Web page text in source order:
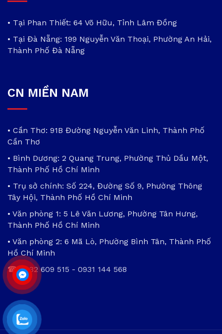
• Tại Phan Thiết: 64 Võ Hữu, Tỉnh Lâm Đồng
• Tại Đà Nẵng: 199 Nguyễn Văn Thoại, Phường An Hải,
Thành Phố Đà Nẵng
CN MIỀN NAM
• Cần Thơ: 91B Đường Nguyễn Văn Linh, Thành Phố
Cần Thơ
• Bình Dương: 2 Quang Trung, Phường Thủ Dầu Một,
Thành Phố Hồ Chí Minh
• Trụ sở chính: Số 224, Đường Số 9, Phường Thông
Tây Hội, Thành Phố Hồ Chí Minh
• Văn phòng 1: 5 Lê Văn Lương, Phường Tân Hưng,
Thành Phố Hồ Chí Minh
• Văn phòng 2: 6 Mã Lò, Phường Bình Tân, Thành Phố
Hồ Chí Minh
☎0932 609 515 - 0931 144 568